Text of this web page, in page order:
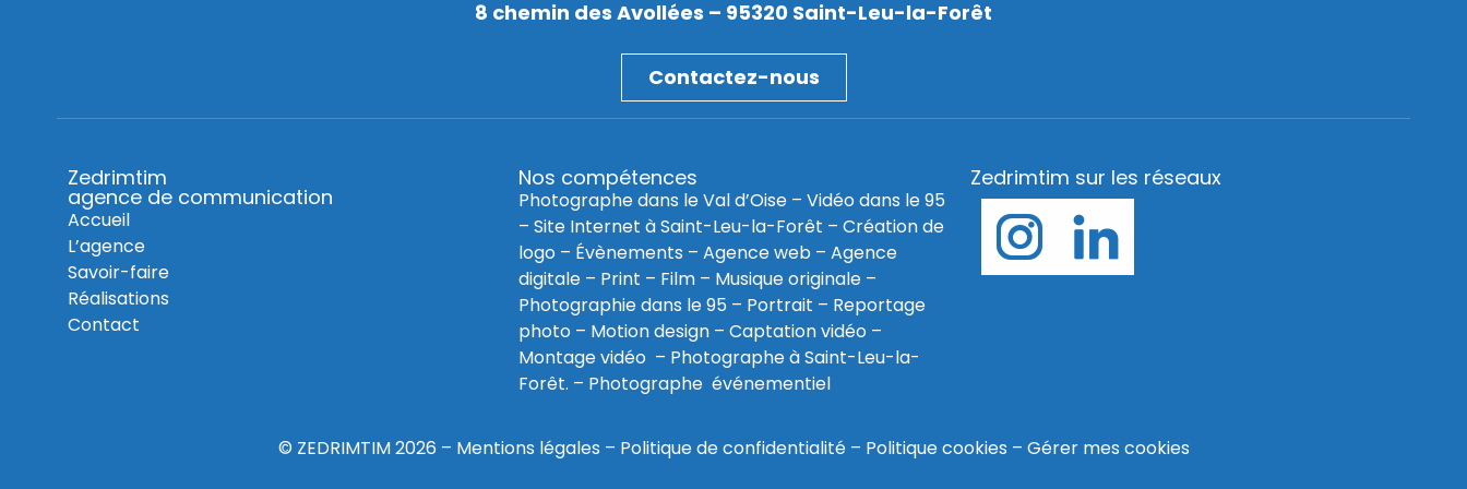
8 chemin des Avollées – 95320 Saint-Leu-la-Forêt
Contactez-nous
Zedrimtim
agence de communication
Accueil
L’agence
Savoir-faire
Réalisations
Contact
Nos compétences
Photographe dans le Val d’Oise –Vidéo dans le 95
–Site Internet à Saint-Leu-la-Forêt –Création de
logo – Évènements –Agence web –Agence
digitale – Print – Film – Musique originale –
Photographie dans le 95 – Portrait – Reportage
photo – Motion design – Captation vidéo –
Montage vidéo – Photographe à Saint-Leu-la-
Forêt. – Photographe événementiel
Zedrimtim sur les réseaux
© ZEDRIMTIM 2026 – Mentions légales – Politique de confidentialité– Politique cookies – Gérer mes cookies